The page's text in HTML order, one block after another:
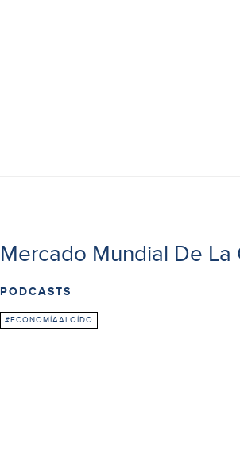
Mercado Mundial De La
PODCASTS
#ECONOMÍAALOÍDO